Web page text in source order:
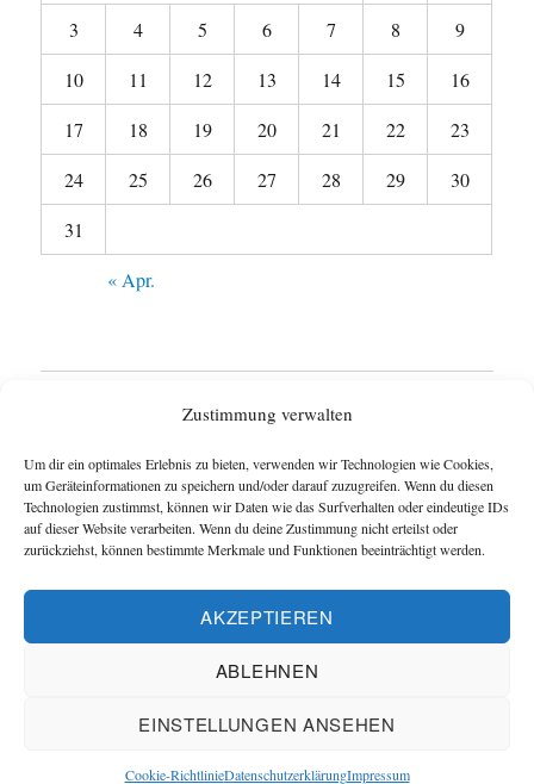
Zustimmung verwalten
Um dir ein optimales Erlebnis zu bieten, verwenden wir Technologien wie Cookies,
um Geräteinformationen zu speichern und/oder darauf zuzugreifen. Wenn du diesen
Technologien zustimmst, können wir Daten wie das Surfverhalten oder eindeutige IDs
auf dieser Website verarbeiten. Wenn du deine Zustimmung nicht erteilst oder
zurückziehst, können bestimmte Merkmale und Funktionen beeinträchtigt werden.
AKZEPTIEREN
ABLEHNEN
EINSTELLUNGEN ANSEHEN
Cookie-RichtlinieDatenschutzerklärungImpressum
3
4 5 6 7 8
9
10
11 12 13 14 15
16
17
18 19 20 21 22
23
24
25 26 27 28 29
30
31
« Apr.
Wie funktioniert das Blog ?
anzeigen
Impressum
Cookie-Richtlinie (EU)
Datenschutzerklärung
Mit Stolz präsentiert von Schachverein